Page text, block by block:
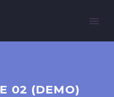
02 (DEMO)